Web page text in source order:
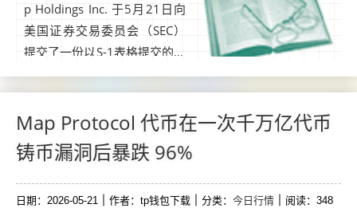
p Holdings Inc. 于5月21日向
美国证券交易委员会（SEC）
提交了一份以S-1表格提交的机
密注册草案，迈出了迈向美国
上市的第一正式步骤。这家总
部位于达拉斯的公司尚未确定
发行的股份数量或价格区间。
该发行仍受SEC审查及市场现
状影响。...
Map Protocol 代币在一次千万亿代币
铸币漏洞后暴跌 96%
日期：2026-05-21 作者：tp钱包下载 分类： 今日行情 阅读：348